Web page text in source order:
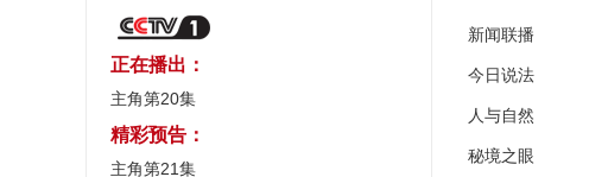
正在播出：
主角第20集
精彩预告：
主角第21集
新闻联播
今日说法
人与自然
秘境之眼